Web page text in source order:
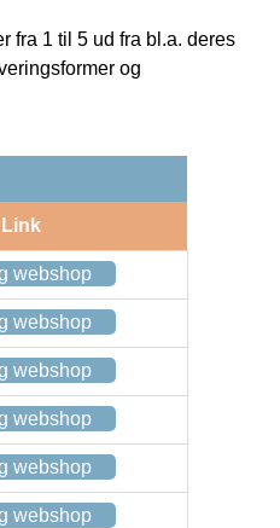
fra 1 til 5 ud fra bl.a. deres
og
Link
webshop
webshop
webshop
webshop
webshop
webshop